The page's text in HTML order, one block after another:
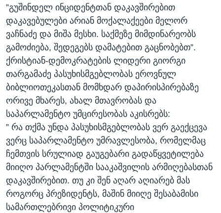
”გუშინდელ ინციდენტთან დაკავშირებით
დაკავებულები არიან მოქალაქეები მელორ
ვაჩნაძე და მიშა მესხი. საქმეზე მიმდინარეობს
გამოძიება, შედეგებს დამატებით გაცნობებთ”.
ქრისტიან-დემოკრატების ლიდერი გიორგი
თარგამაძე პასუხისმგებლობას ეროვნულ
ბიბლიოთეკასთან მომხდარ დაპირისპირებაზე
ორივე მხარეს, ახალ მთავრობას და
საპარლამენტო უმცირესობას აკისრებს:
” რა თქმა უნდა პასუხისმგებლობას ვერ გაექცევა
ვერც საპარლამენტო უმრავლესობა, რომელმაც
ჩემთვის სრულიად გაუგებარი გადაწყვეტილება
მიიღო პარლამენტში სააკაშვილის არმიღებასთან
დაკავშირებით. თუ კი შენ აღარ აღიარებ მას
როგორც პრეზიდენტს, მაშინ მიიღე შესაბამისი
სამართლებრივი პოლიტიკური